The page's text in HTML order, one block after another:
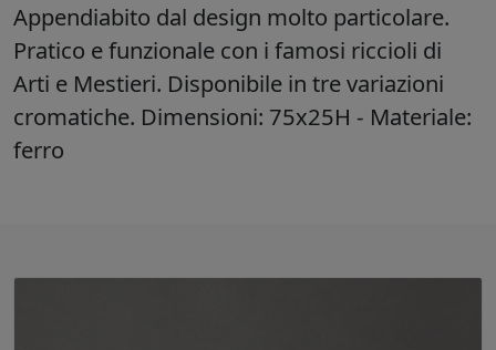
Appendiabito dal design molto particolare.
Pratico e funzionale con i famosi riccioli di
Arti e Mestieri. Disponibile in tre variazioni
cromatiche. Dimensioni: 75x25H - Materiale:
ferro